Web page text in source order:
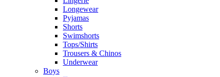
Longewear
Pyjamas
Shorts
Swimshorts
Tops/Shirts
Trousers & Chinos
Underwear
Boys